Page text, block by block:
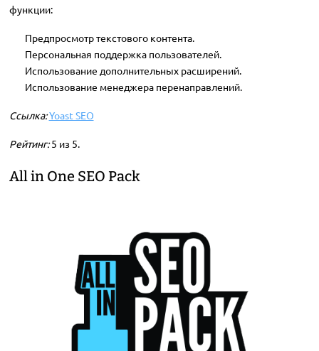
функции:
Предпросмотр текстового контента.
Персональная поддержка пользователей.
Использование дополнительных расширений.
Использование менеджера перенаправлений.
Ссылка:Yoast SEO
Рейтинг:5 из 5.
All in One SEO Pack